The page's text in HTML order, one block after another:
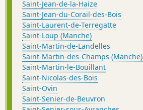
Saint-Jean-de-la-Haize
Saint-Jean-du-Corail-des-Bois
Saint-Laurent-de-Terregatte
Saint-Loup (Manche)
Saint-Martin-de-Landelles
Saint-Martin-des-Champs (Manche)
Saint-Martin-le-Bouillant
Saint-Nicolas-des-Bois
Saint-Ovin
Saint-Senier-de-Beuvron